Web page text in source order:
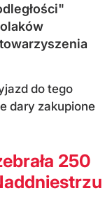
do tego
dary zakupione
250